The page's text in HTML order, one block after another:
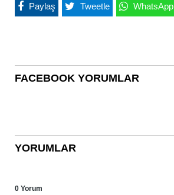
Paylaş Tweetle WhatsApp
FACEBOOK YORUMLAR
YORUMLAR
0 Yorum